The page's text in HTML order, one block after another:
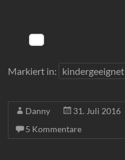
Markiert in: kindergeeignet
Danny 31. Juli 2016
5 Kommentare